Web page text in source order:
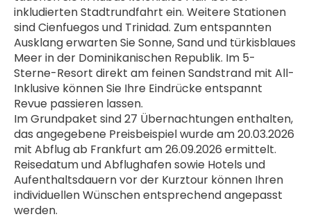
inkludierten Stadtrundfahrt ein. Weitere Stationen
sind Cienfuegos und Trinidad. Zum entspannten
Ausklang erwarten Sie Sonne, Sand und türkisblaues
Meer in der Dominikanischen Republik. Im 5-
Sterne-Resort direkt am feinen Sandstrand mit All-
Inklusive können Sie Ihre Eindrücke entspannt
Revue passieren lassen.
Im Grundpaket sind 27 Übernachtungen enthalten,
das angegebene Preisbeispiel wurde am 20.03.2026
mit Abflug ab Frankfurt am 26.09.2026 ermittelt.
Reisedatum und Abflughafen sowie Hotels und
Aufenthaltsdauern vor der Kurztour können Ihren
individuellen Wünschen entsprechend angepasst
werden.